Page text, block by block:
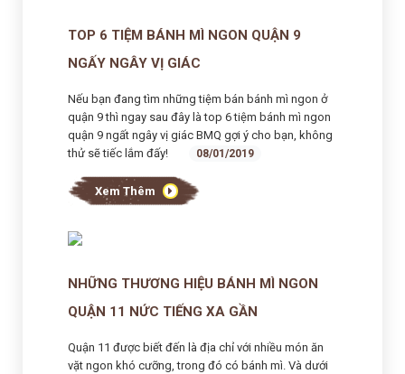
TOP 6 TIỆM BÁNH MÌ NGON QUẬN 9
NGẤY NGÂY VỊ GIÁC
Nếu bạn đang tìm những tiệm bán bánh mì ngon ở
quận 9 thì ngay sau đây là top 6 tiệm bánh mì ngon
quận 9 ngất ngây vị giác BMQ gợi ý cho bạn, không
thử sẽ tiếc lắm đấy!
08/01/2019
Xem Thêm
NHỮNG THƯƠNG HIỆU BÁNH MÌ NGON
QUẬN 11 NỨC TIẾNG XA GẦN
Quận 11 được biết đến là địa chỉ với nhiều món ăn
vặt ngon khó cưỡng, trong đó có bánh mì. Và dưới